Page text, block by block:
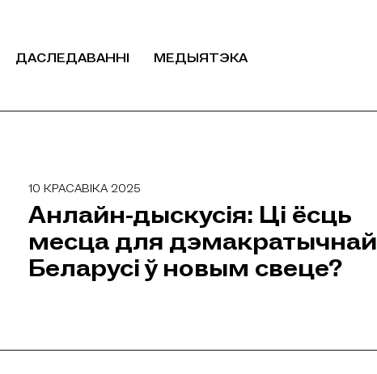
ДАСЛЕДАВАННІ МЕДЫЯТЭКА
10 КРАСАВІКА 2025
Анлайн-дыскусія: Ці ёсць
месца для дэмакратычнай
Беларусі ў новым свеце?